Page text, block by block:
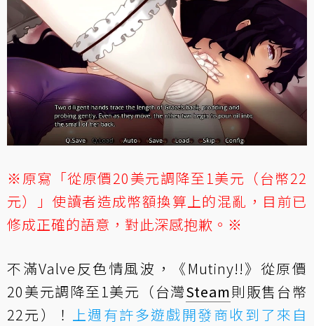
※原寫「從原價20美元調降至1美元（台幣22
元）」使讀者造成幣額換算上的混亂，目前已
修成正確的語意，對此深感抱歉。※
不滿Valve反色情風波，《Mutiny!!》從原價
20美元調降至1美元（台灣Steam則販售台幣
22元）！
上週有許多遊戲開發商收到了來自